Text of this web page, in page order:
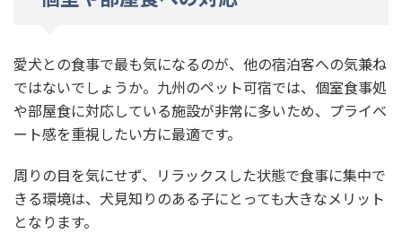
愛犬との食事で最も気になるのが、他の宿泊客への気兼ね
ではないでしょうか。九州のペット可宿では、個室食事処
や部屋食に対応している施設が非常に多いため、プライベ
ート感を重視したい方に最適です。
周りの目を気にせず、リラックスした状態で食事に集中で
きる環境は、犬見知りのある子にとっても大きなメリット
となります。